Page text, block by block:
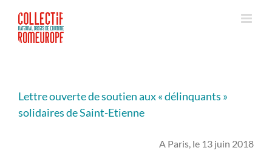
contenu
Lettre ouverte de soutien aux « délinquants »
solidaires de Saint-Etienne
A Paris, le 13 juin 2018